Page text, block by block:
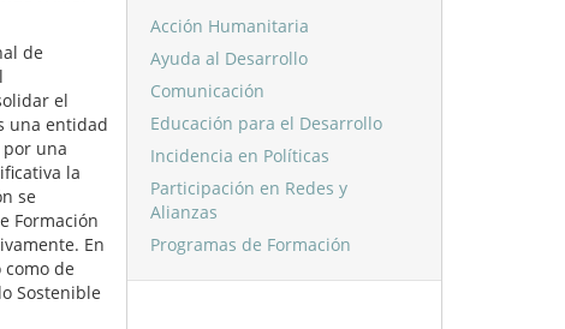
de
el
una entidad
una
la
se
Formación
En
de
Sostenible
Acción Humanitaria
Ayuda al Desarrollo
Comunicación
Educación para el Desarrollo
Incidencia en Políticas
Participación en Redes y
Alianzas
Programas de Formación